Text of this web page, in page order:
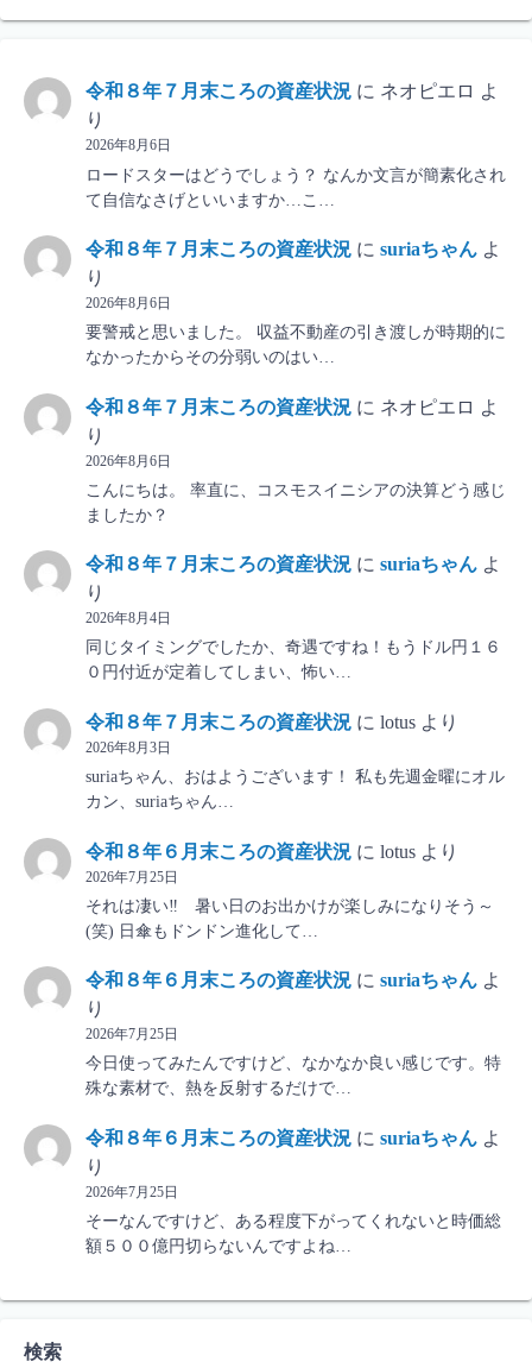
令和８年７月末ころの資産状況 に ネオピエロ よ
り
2026年8月6日
ロードスターはどうでしょう？ なんか文言が簡素化され
て自信なさげといいますか…こ…
令和８年７月末ころの資産状況 に suriaちゃん よ
り
2026年8月6日
要警戒と思いました。 収益不動産の引き渡しが時期的に
なかったからその分弱いのはい…
令和８年７月末ころの資産状況 に ネオピエロ よ
り
2026年8月6日
こんにちは。 率直に、コスモスイニシアの決算どう感じ
ましたか？
令和８年７月末ころの資産状況 に suriaちゃん よ
り
2026年8月4日
同じタイミングでしたか、奇遇ですね！もうドル円１６
０円付近が定着してしまい、怖い…
令和８年７月末ころの資産状況 に lotus より
2026年8月3日
suriaちゃん、おはようございます！ 私も先週金曜にオル
カン、suriaちゃん…
令和８年６月末ころの資産状況 に lotus より
2026年7月25日
それは凄い‼ 暑い日のお出かけが楽しみになりそう～
(笑) 日傘もドンドン進化して…
令和８年６月末ころの資産状況 に suriaちゃん よ
り
2026年7月25日
今日使ってみたんですけど、なかなか良い感じです。特
殊な素材で、熱を反射するだけで…
令和８年６月末ころの資産状況 に suriaちゃん よ
り
2026年7月25日
そーなんですけど、ある程度下がってくれないと時価総
額５００億円切らないんですよね…
検索